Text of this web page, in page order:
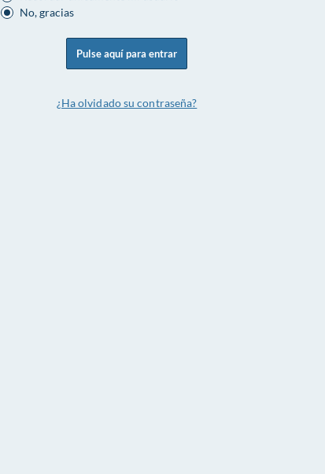
No, gracias
Pulse aquí para entrar
¿Ha olvidado su contraseña?